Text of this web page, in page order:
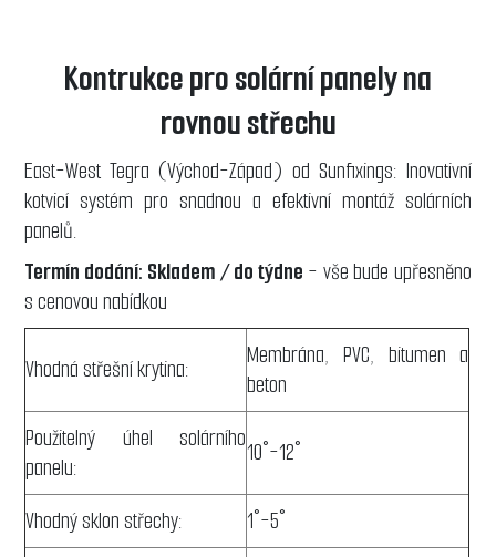
Kontrukce pro solární panely na
rovnou střechu
East-West Tegra (Východ-Západ) od Sunfixings: Inovativní
kotvicí systém pro snadnou a efektivní montáž solárních
panelů.
Termín dodání: Skladem / do týdne - vše bude upřesněno
s cenovou nabídkou
Vhodná střešní krytina:
Membrána, PVC, bitumen a
beton
Použitelný úhel solárního
panelu:
10°-12°
Vhodný sklon střechy: 1°-5°